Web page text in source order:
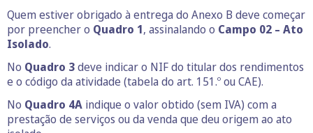
Quem estiver obrigado à entrega do Anexo B deve começar
por preencher o Quadro 1, assinalando o Campo 02 – Ato
Isolado.
No Quadro 3deve indicar o NIF do titular dos rendimentos
e o código da atividade (tabela do art. 151.º ou CAE).
No Quadro 4A indique o valor obtido (sem IVA) com a
prestação de serviços ou da venda que deu origem ao ato